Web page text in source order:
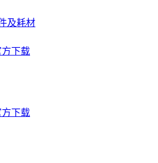
及耗材
方下载
方下载